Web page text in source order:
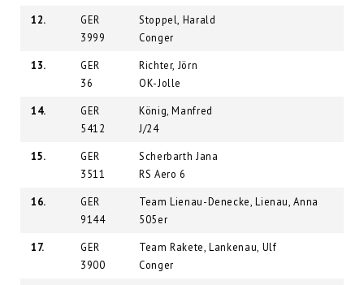
12.
GER
3999
Stoppel, Harald
Conger
13.
GER
36
Richter, Jörn
OK-Jolle
14.
GER
5412
König, Manfred
J/24
15.
GER
3511
Scherbarth Jana
RS Aero 6
16.
GER
9144
Team Lienau-Denecke, Lienau, Anna
505er
17.
GER
3900
Team Rakete, Lankenau, Ulf
Conger